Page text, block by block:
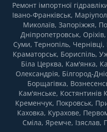
Ремонт імпортної
Івано-Франківськ,
Миколаїв, Запоріжжя,
Дніпропетровськ,
Суми, Тернопіль,
Краматорськ, Бориспіль,
Біла Церква, Кам'янка,
Олександрія, Білгород-
Борщагівка,
Кам'янське, Костянтинів
Кременчук, Покровськ,
Каховка, Курахове,
Сміла, Яремче, Ізяслав,